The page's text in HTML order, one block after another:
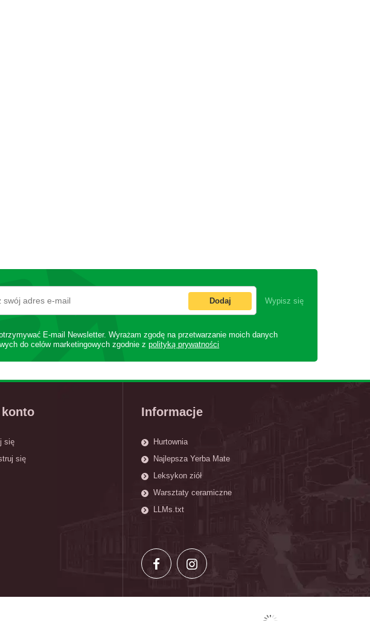
Dodaj Wypisz się
E-mail Newsletter. Wyrażam zgodę na przetwarzanie moich danych
do celów marketingowych zgodnie zpolityką prywatności
się
się
Informacje
Hurtownia
Najlepsza Yerba Mate
Leksykon ziół
Warsztaty ceramiczne
LLMs.txt